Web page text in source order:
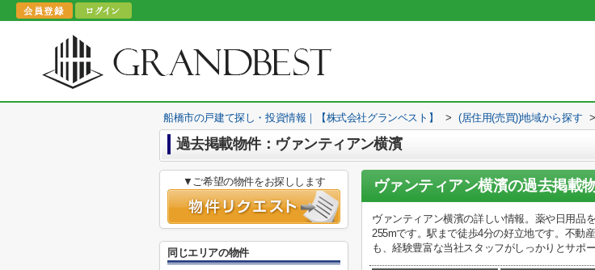
船橋市の戸建て探し・投資情報｜【株式会社グランベスト】 > (居住用(売買))地域から探す >
過去掲載物件：ヴァンティアン横濱
ヴァンティアン横濱の過去掲載
ヴァンティアン横濱の詳しい情報。薬や日用品
255mです。駅まで徒歩4分の好立地です。不動
も、経験豊富な当社スタッフがしっかりとサポ
▼ご希望の物件をお探しします
同じエリアの物件